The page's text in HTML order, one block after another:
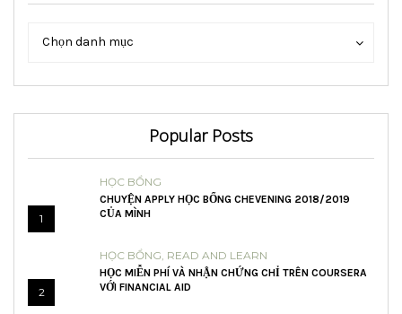
Danh
Chọn danh mục
Danh
Popular Posts
1
HỌC BỔNG
CHUYỆN APPLY HỌC BỔNG CHEVENING 2018/2019
CỦA MÌNH
2
HỌC BỔNG, READ AND LEARN
HỌC MIỄN PHÍ VÀ NHẬN CHỨNG CHỈ TRÊN COURSERA
VỚI FINANCIAL AID